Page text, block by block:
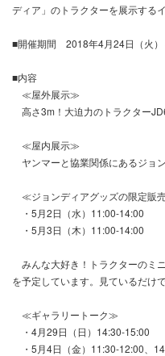
ディア」のトラクターを展示する
■開催期間 2018年4月24日（火）
■内容
≪屋外展示≫
高さ3m！大迫力のトラクター
≪屋内展示≫
ヤンマーと協業関係にあるジョ
≪ジョンディアグッズの限定販
・5月2日（水）11:00-14:00
・5月3日（木）11:00-14:00
みんな大好き！トラクターのミ
を予定しています。見ているだけ
≪ギャラリートーク≫
・4月29日（日）14:30-15:00
・5月4日（金）11:30-12:00、